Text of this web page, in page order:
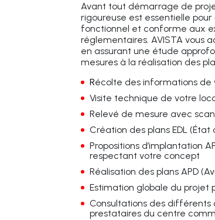
Avant tout démarrage de
rigoureuse est essentielle
fonctionnel et conforme aux
réglementaires. AVISTA vous
en assurant une étude
mesures à la réalisation des
Récolte des informations de
Visite technique de votre
Relevé de mesure avec
Création des plans EDL (État
Propositions d’implantation
respectant votre concept
Réalisation des plans APD
Estimation globale du projet
Consultations des différents
prestataires du centre